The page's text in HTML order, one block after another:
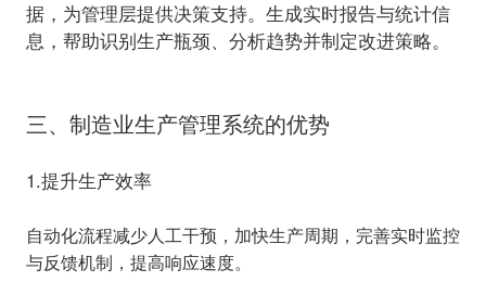
据，为管理层提供决策支持。生成实时报告与统计信
息，帮助识别生产瓶颈、分析趋势并制定改进策略。
三、制造业生产管理系统的优势
1.提升生产效率
自动化流程减少人工干预，加快生产周期，完善实时监控
与反馈机制，提高响应速度。